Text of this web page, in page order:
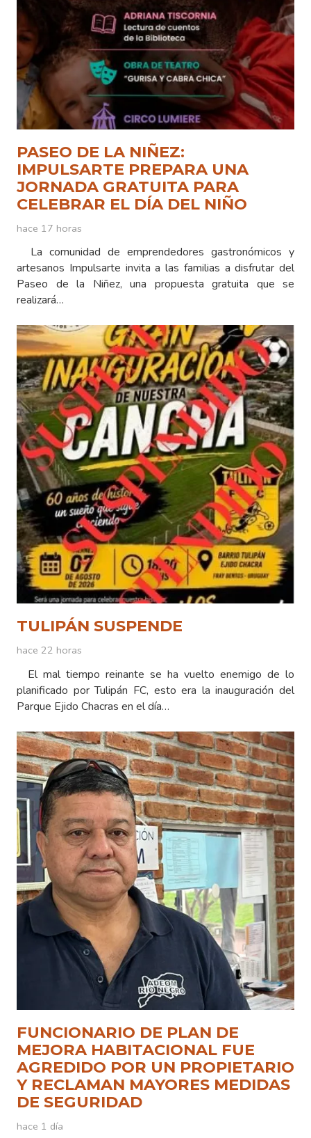
PASEO DE LA NIÑEZ:
IMPULSARTE PREPARA UNA
JORNADA GRATUITA PARA
CELEBRAR EL DÍA DEL NIÑO
hace 17 horas
La comunidad de emprendedores gastronómicos y
artesanos Impulsarte invita a las familias a disfrutar del
Paseo de la Niñez, una propuesta gratuita que se
realizará…
TULIPÁN SUSPENDE
hace 22 horas
El mal tiempo reinante se ha vuelto enemigo de lo
planificado por Tulipán FC, esto era la inauguración del
Parque Ejido Chacras en el día…
FUNCIONARIO DE PLAN DE
MEJORA HABITACIONAL FUE
AGREDIDO POR UN PROPIETARIO
Y RECLAMAN MAYORES MEDIDAS
DE SEGURIDAD
hace 1 día